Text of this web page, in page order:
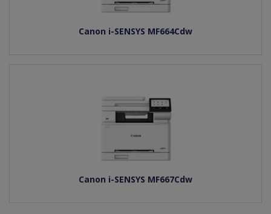
Canon i-SENSYS MF664Cdw
Canon i-SENSYS MF667Cdw